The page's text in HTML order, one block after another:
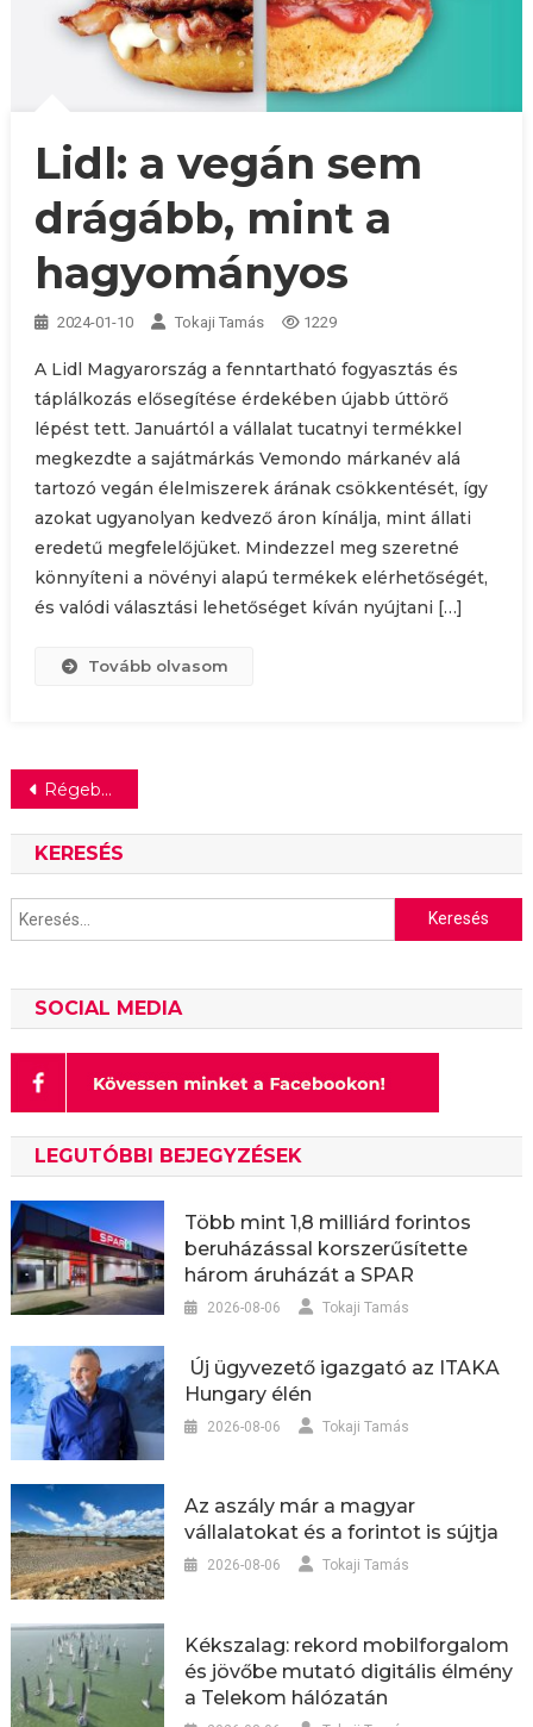
Lidl: a vegán sem
drágább, mint a
hagyományos
2024-01-10 Tokaji Tamás 1229
A Lidl Magyarország a fenntartható fogyasztás és
táplálkozás elősegítése érdekében újabb úttörő
lépést tett. Januártól a vállalat tucatnyi termékkel
megkezdte a sajátmárkás Vemondo márkanév alá
tartozó vegán élelmiszerek árának csökkentését, így
azokat ugyanolyan kedvező áron kínálja, mint állati
eredetű megfelelőjüket. Mindezzel meg szeretné
könnyíteni a növényi alapú termékek elérhetőségét,
és valódi választási lehetőséget kíván nyújtani […]
Tovább olvasom
Bejegyzés
navigáció
Régebbi bejegyzések
KERESÉS
Keresés:
SOCIAL MEDIA
LEGUTÓBBI BEJEGYZÉSEK
Több mint 1,8 milliárd forintos
beruházással korszerűsítette
három áruházát a SPAR
2026-08-06 Tokaji Tamás
Új ügyvezető igazgató az ITAKA
Hungary élén
2026-08-06 Tokaji Tamás
Az aszály már a magyar
vállalatokat és a forintot is sújtja
2026-08-06 Tokaji Tamás
Kékszalag: rekord mobilforgalom
és jövőbe mutató digitális élmény
a Telekom hálózatán